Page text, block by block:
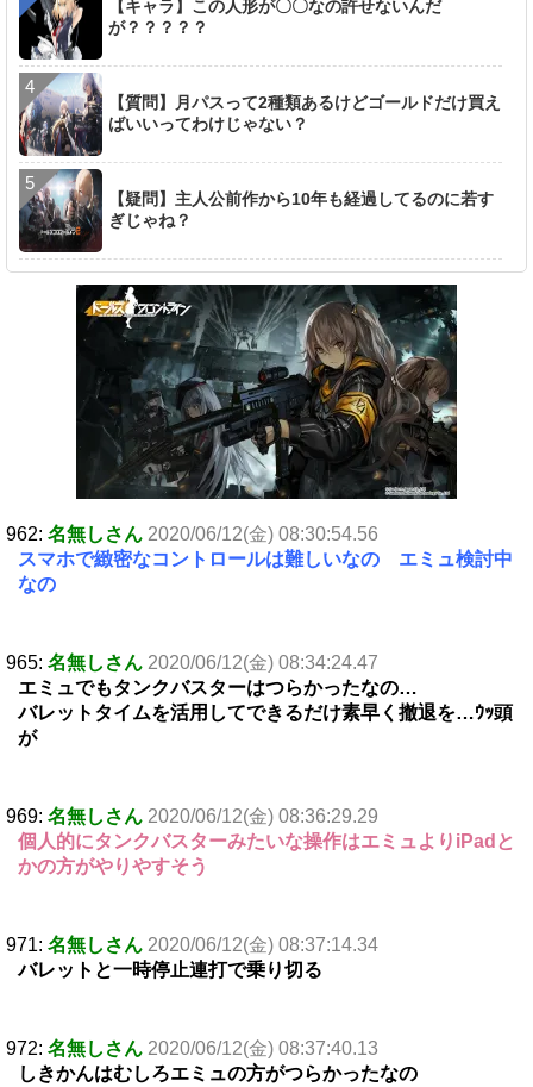
【キャラ】この人形が〇〇なの許せないんだ
が？？？？？
【質問】月パスって2種類あるけどゴールドだけ買え
ばいいってわけじゃない？
【疑問】主人公前作から10年も経過してるのに若す
ぎじゃね？
962: 名無しさん 2020/06/12(金) 08:30:54.56
スマホで緻密なコントロールは難しいなの エミュ検討中
なの
965: 名無しさん 2020/06/12(金) 08:34:24.47
エミュでもタンクバスターはつらかったなの…
バレットタイムを活用してできるだけ素早く撤退を…ｳｯ頭
が
969: 名無しさん 2020/06/12(金) 08:36:29.29
個人的にタンクバスターみたいな操作はエミュよりiPadと
かの方がやりやすそう
971: 名無しさん 2020/06/12(金) 08:37:14.34
バレットと一時停止連打で乗り切る
972: 名無しさん 2020/06/12(金) 08:37:40.13
しきかんはむしろエミュの方がつらかったなの